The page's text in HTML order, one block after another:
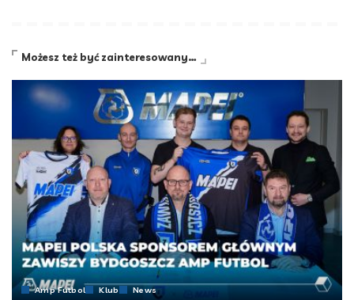
Możesz też być zainteresowany…
Amp Futbol Klub News